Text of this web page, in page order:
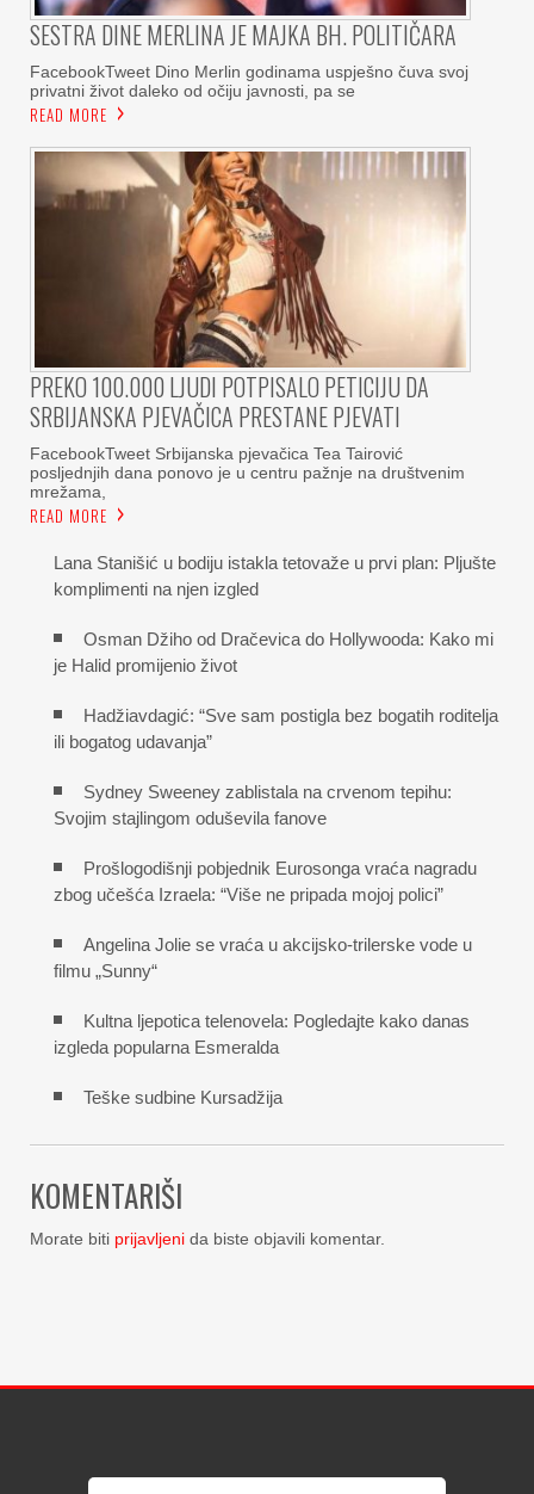
SESTRA DINE MERLINA JE MAJKA BH. POLITIČARA
FacebookTweet Dino Merlin godinama uspješno čuva svoj
privatni život daleko od očiju javnosti, pa se
READ MORE
PREKO 100.000 LJUDI POTPISALO PETICIJU DA
SRBIJANSKA PJEVAČICA PRESTANE PJEVATI
FacebookTweet Srbijanska pjevačica Tea Tairović
posljednjih dana ponovo je u centru pažnje na društvenim
mrežama,
READ MORE
Lana Stanišić u bodiju istakla tetovaže u prvi plan: Pljušte
komplimenti na njen izgled
Osman Džiho od Dračevica do Hollywooda: Kako mi
je Halid promijenio život
Hadžiavdagić: “Sve sam postigla bez bogatih roditelja
ili bogatog udavanja”
Sydney Sweeney zablistala na crvenom tepihu:
Svojim stajlingom oduševila fanove
Prošlogodišnji pobjednik Eurosonga vraća nagradu
zbog učešća Izraela: “Više ne pripada mojoj polici”
Angelina Jolie se vraća u akcijsko-trilerske vode u
filmu „Sunny“
Kultna ljepotica telenovela: Pogledajte kako danas
izgleda popularna Esmeralda
Teške sudbine Kursadžija
KOMENTARIŠI
Morate biti prijavljeni da biste objavili komentar.